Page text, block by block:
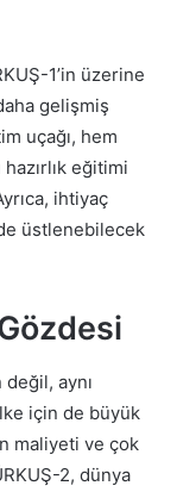
1’in üzerine
gelişmiş
uçağı, hem
eğitimi
ihtiyaç
üstlenebilecek
aynı
için de büyük
maliyeti ve çok
2, dünya